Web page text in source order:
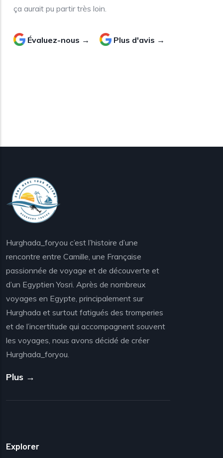
ça aurait pu partir très loin.
Évaluez-nous → Plus d'avis →
Hurghada_foryou c’est l’histoire d’une
rencontre entre Camille, une Française
passionnée de voyage et de découverte et
d’un Egyptien Yosri. Après de nombreux
voyages en Egypte, principalement sur
Hurghada et surtout fatigués des tromperies
et de l’incertitude qui accompagnent souvent
les voyages, nous avons décidé de créer
Hurghada_foryou.
Plus →
Explorer